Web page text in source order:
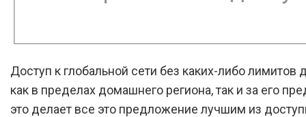
Доступ к глобальной сети без каких-либо лимитов
как в пределах домашнего региона, так и за его
это делает все это предложение лучшим из